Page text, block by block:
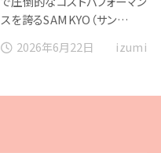
スを誇るSAMKYO（サン…
2026年6月22日
izumi